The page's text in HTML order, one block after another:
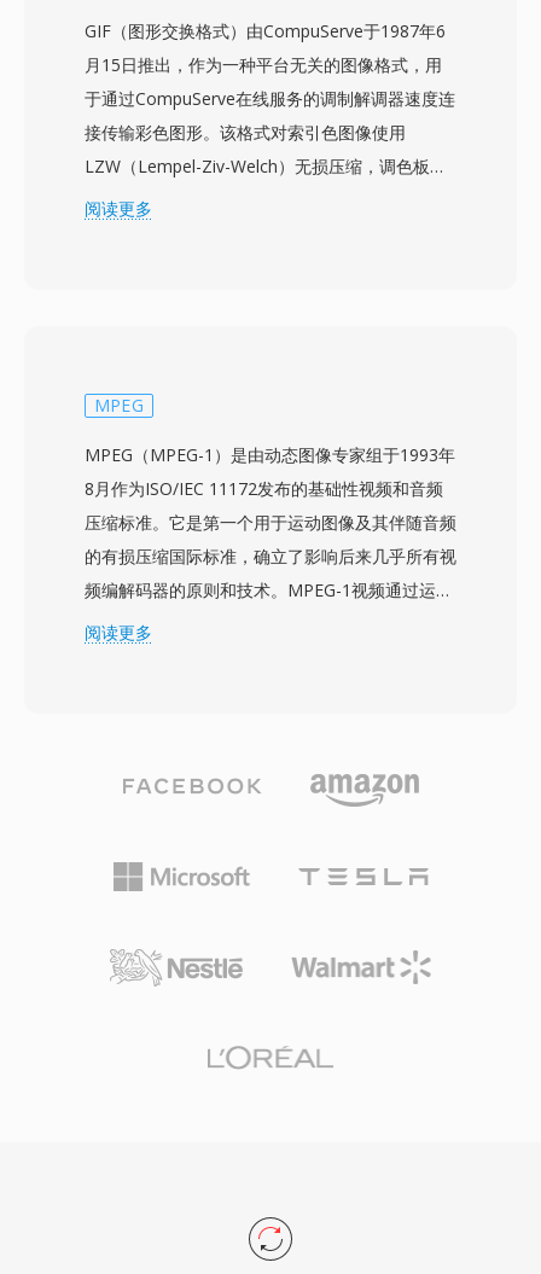
GIF（图形交换格式）由CompuServe于1987年6
月15日推出，作为一种平台无关的图像格式，用
于通过CompuServe在线服务的调制解调器速度连
接传输彩色图形。该格式对索引色图像使用
LZW（Lempel-Ziv-Welch）无损压缩，调色板最
多包含256色，从24位RGB色彩空间中选取。GIF
的隔行显示。GIF成为网络文化的代名词 — 动画
传播，演变为一种独立的交流媒介。其一大优势在
于通用的动画支持 — GIF动画可在每一个网页浏
览器、电子邮件客户端、即时通讯应用和社交平台
中原生播放，无需插件、编解码器或兼容性顾虑，
这种普及程度是其他任何动画格式都未曾达到的。
基于调色板图像的无损压缩是另一个优势：具有纯
期，且WebP和AVIF等更新格式提供了更好的全彩
动画压缩，但GIF在文化中的根深蒂固使其在休闲
阅读更多
MPEG
MPEG（MPEG-1）是由动态图像专家组于1993年
8月作为ISO/IEC 11172发布的基础性视频和音频
压缩标准。它是第一个用于运动图像及其伴随音频
的有损压缩国际标准，确立了影响后来几乎所有视
频编解码器的原则和技术。MPEG-1视频通过运动
补偿预测、离散余弦变换编码和可变长度熵编码的
带相当的质量。这一压缩级别是专门为匹配1倍速
VCD格式，在1990年代初将数字视频带给消费
者。其音频组件，特别是Layer III（MP3），后来
构、运动估计方法和基于块的变换编码建立了此后
被超越，MPEG-1仍然得到几乎所有媒体软件的支
阅读更多